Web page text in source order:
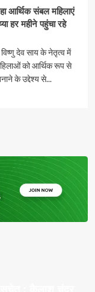
आर्थिक संबल महिलाएं
हर महीने पहुंचा रहे
देव साय के नेतृत्व में
को आर्थिक रूप से
के उद्देश्य से...